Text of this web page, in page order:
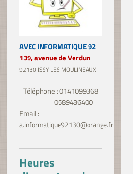
AVEC INFORMATIQUE 92
139, avenue de Verdun
92130 ISSY LES MOULINEAUX
Téléphone : 0141099368
0689436400
Email :
a.informatique92130@orange.fr
Heures